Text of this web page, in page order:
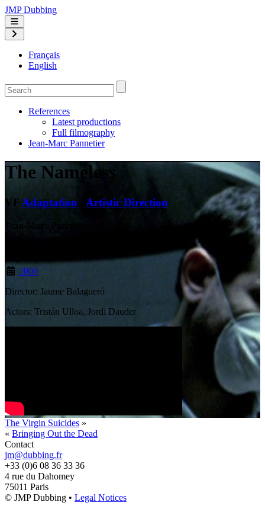
JMP Dubbing
Français
English
References
Latest productions
Full filmography
Jean-Marc Pannetier
The Nameless
VF Adaptation Artistic Direction
Jean-Marc Pannetier
2000
Director: Jaume Balagueró
Actors: Tristán Ulloa, Jordi Dauder
The Virgin Suicides »
« Bringing Out the Dead
Contact
jm@dubbing.fr
+33 (0)6 08 36 33 36
4 rue du Dahomey
75011 Paris
© JMP Dubbing • Legal Notices